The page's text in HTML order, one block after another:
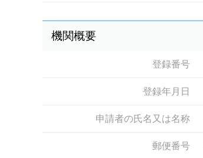
機関概要
登録番号
登録年月日
申請者の氏名又は名称
郵便番号